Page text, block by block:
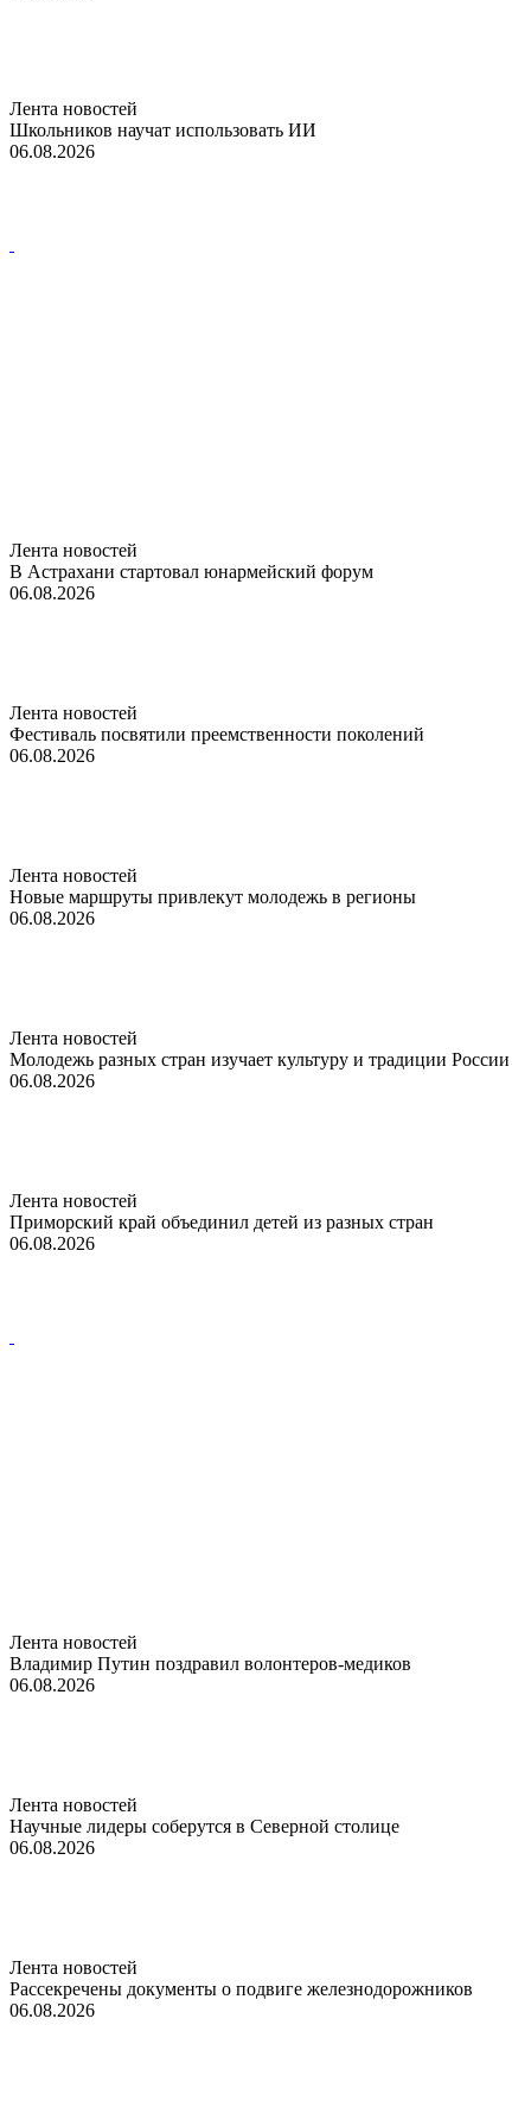
Лента новостей
Школьников научат использовать ИИ
06.08.2026
Лента новостей
В Астрахани стартовал юнармейский форум
06.08.2026
Лента новостей
Фестиваль посвятили преемственности поколений
06.08.2026
Лента новостей
Новые маршруты привлекут молодежь в регионы
06.08.2026
Лента новостей
Молодежь разных стран изучает культуру и традиции России
06.08.2026
Лента новостей
Приморский край объединил детей из разных стран
06.08.2026
Лента новостей
Владимир Путин поздравил волонтеров-медиков
06.08.2026
Лента новостей
Научные лидеры соберутся в Северной столице
06.08.2026
Лента новостей
Рассекречены документы о подвиге железнодорожников
06.08.2026